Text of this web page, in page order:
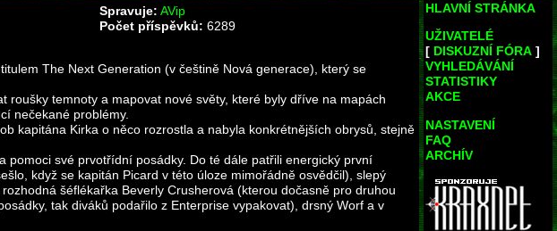
Spravuje: AVip
Počet příspěvků: 6289
The Next Generation (v češtině Nová generace), který se
temnoty a mapovat nové světy, které byly dříve na mapách
nečekané problémy.
kapitána Kirka o něco rozrostla a nabyla konkrétnějších obrysů, stejně
pomoci své prvotřídní posádky. Do té dále patřili energický první
když se kapitán Picard v této úloze mimořádně osvědčil), slepý
šéflékařka Beverly Crusherová (kterou dočasně pro druhou
tak diváků podařilo z Enterprise vypakovat), drsný Worf a v
HLAVNÍ STRÁNKA
UŽIVATELÉ
[ DISKUZNÍ FÓRA ]
VYHLEDÁVÁNÍ
STATISTIKY
AKCE
NASTAVENÍ
FAQ
ARCHÍV